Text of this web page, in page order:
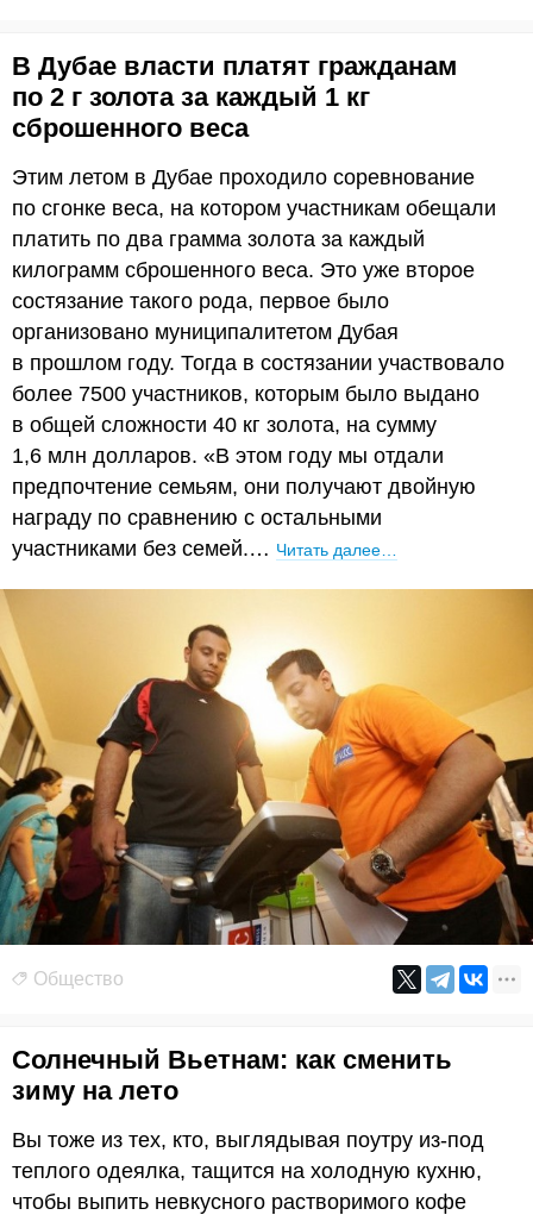
В Дубае власти платят гражданам
по 2 г золота за каждый 1 кг
сброшенного веса
Этим летом в Дубае проходило соревнование
по сгонке веса, на котором участникам обещали
платить по два грамма золота за каждый
килограмм сброшенного веса. Это уже второе
состязание такого рода, первое было
организовано муниципалитетом Дубая
в прошлом году. Тогда в состязании участвовало
более 7500 участников, которым было выдано
в общей сложности 40 кг золота, на сумму
1,6 млн долларов. «В этом году мы отдали
предпочтение семьям, они получают двойную
награду по сравнению с остальными
участниками без семей.… Читать далее…
Общество
Солнечный Вьетнам: как сменить
зиму на лето
Вы тоже из тех, кто, выглядывая поутру из-под
теплого одеялка, тащится на холодную кухню,
чтобы выпить невкусного растворимого кофе